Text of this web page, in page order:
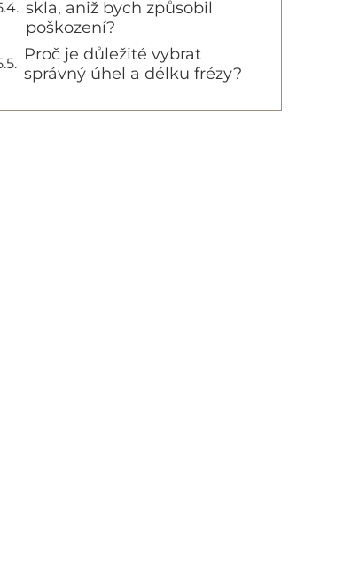
skla, aniž bych způsobil
poškození?
Proč je důležité vybrat
správný úhel a délku frézy?